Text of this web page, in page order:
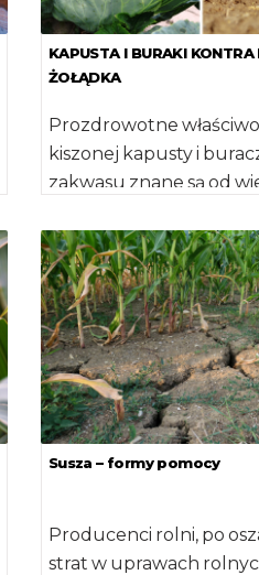
KAPUSTA I BURAKI KONTRA
ŻOŁĄDKA
Prozdrowotne
kiszonej kapusty i
zakwasu znane są od
stosowane były […]
Susza – formy pomocy
Producenci rolni, po
strat w uprawach